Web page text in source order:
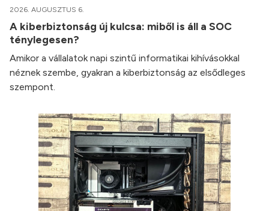
2026. AUGUSZTUS 6.
A kiberbiztonság új kulcsa: miből is áll a SOC
ténylegesen?
Amikor a vállalatok napi szintű informatikai kihívásokkal
néznek szembe, gyakran a kiberbiztonság az elsődleges
szempont.